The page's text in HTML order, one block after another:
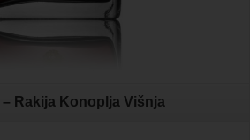
– Rakija Konoplja Višnja